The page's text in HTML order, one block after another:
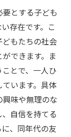
とする子ども
存在です。こ
もたちの社会
できます。ま
とで、一人ひ
います。具体
味や無理のな
自信を持てる
、同年代の友